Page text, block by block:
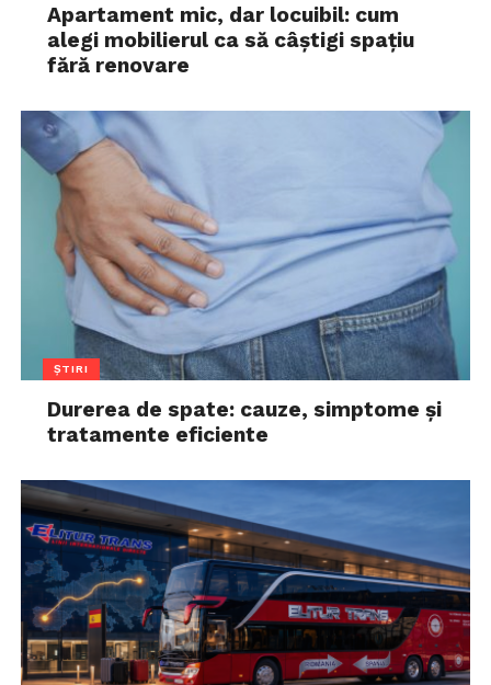
Apartament mic, dar locuibil: cum
alegi mobilierul ca să câștigi spațiu
fără renovare
ȘTIRI
Durerea de spate: cauze, simptome și
tratamente eficiente